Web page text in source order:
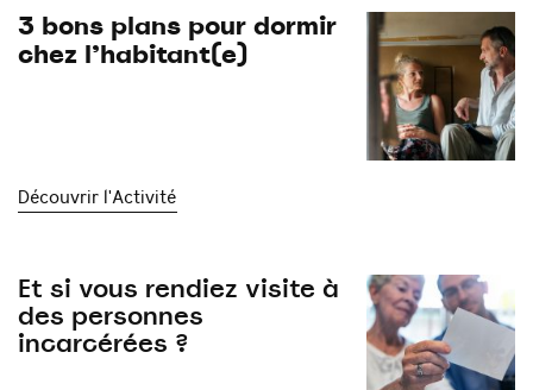
3 bons plans pour dormir
chez l’habitant(e)
Découvrir l'Activité
Et si vous rendiez visite à
des personnes
incarcérées ?